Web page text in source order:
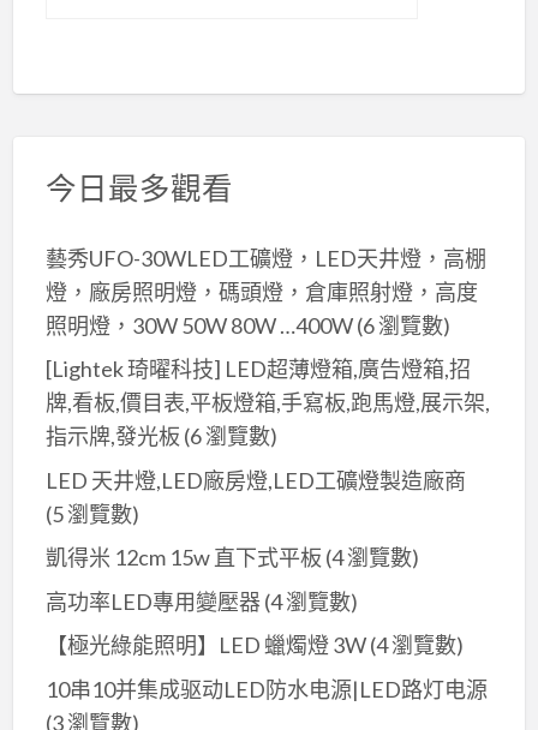
今日最多觀看
藝秀UFO-30WLED工礦燈，LED天井燈，高棚
燈，廠房照明燈，碼頭燈，倉庫照射燈，高度
照明燈，30W 50W 80W …400W(6 瀏覽數)
[Lightek 琦曜科技] LED超薄燈箱,廣告燈箱,招
牌,看板,價目表,平板燈箱,手寫板,跑馬燈,展示架,
指示牌,發光板 (6 瀏覽數)
LED 天井燈,LED廠房燈,LED工礦燈製造廠商
(5 瀏覽數)
凱得米 12cm 15w 直下式平板 (4 瀏覽數)
高功率LED專用變壓器 (4 瀏覽數)
【極光綠能照明】LED 蠟燭燈 3W(4 瀏覽數)
10串10并集成驱动LED防水电源|LED路灯电源
(3 瀏覽數)